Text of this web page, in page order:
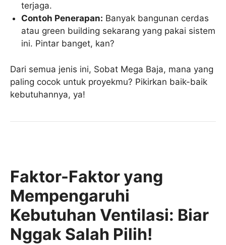
terjaga.
Contoh Penerapan: Banyak bangunan cerdas
atau green building sekarang yang pakai sistem
ini. Pintar banget, kan?
Dari semua jenis ini, Sobat Mega Baja, mana yang
paling cocok untuk proyekmu? Pikirkan baik-baik
kebutuhannya, ya!
Faktor-Faktor yang
Mempengaruhi
Kebutuhan Ventilasi: Biar
Nggak Salah Pilih!